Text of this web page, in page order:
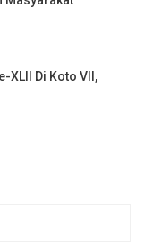
XLII Di Koto VII,